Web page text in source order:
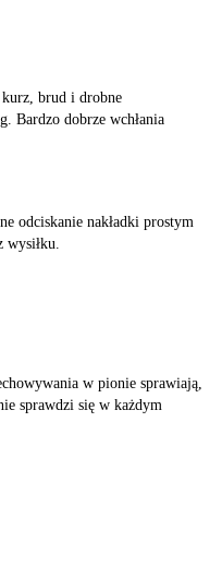
brud i drobne
Bardzo dobrze wchłania
odciskanie nakładki prostym
w pionie sprawiają,
sprawdzi się w każdym